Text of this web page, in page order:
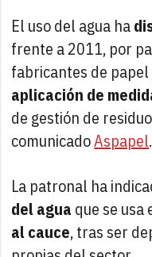
El uso del agua ha
frente a 2011, por
fabricantes de papel
aplicación de
de gestión de
comunicadoAspapel.
La patronal ha
del agua que se usa
al cauce, tras ser